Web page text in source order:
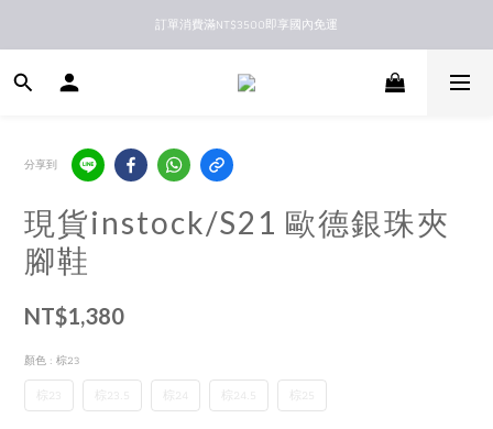
新馬港澳順豐到付配送
訂單消費滿NT$3500即享國內免運
新馬港澳順豐到付配送
分享到
現貨instock/S21 歐德銀珠夾
腳鞋
NT$1,380
顏色 : 棕23
棕23 棕23.5 棕24 棕24.5 棕25